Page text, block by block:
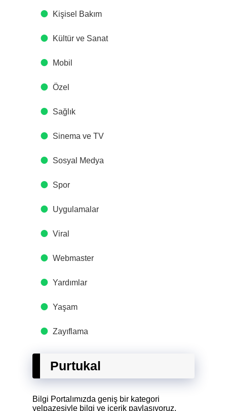
Kişisel Bakım
Kültür ve Sanat
Mobil
Özel
Sağlık
Sinema ve TV
Sosyal Medya
Spor
Uygulamalar
Viral
Webmaster
Yardımlar
Yaşam
Zayıflama
Purtukal
Bilgi Portalımızda geniş bir kategori
yelpazesiyle bilgi ve içerik paylaşıyoruz.